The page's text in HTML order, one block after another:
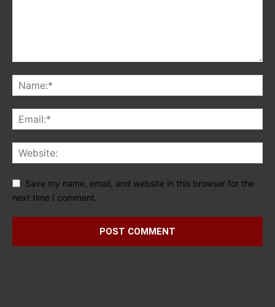
Save my name, email, and website in this browser for the
next time I comment.